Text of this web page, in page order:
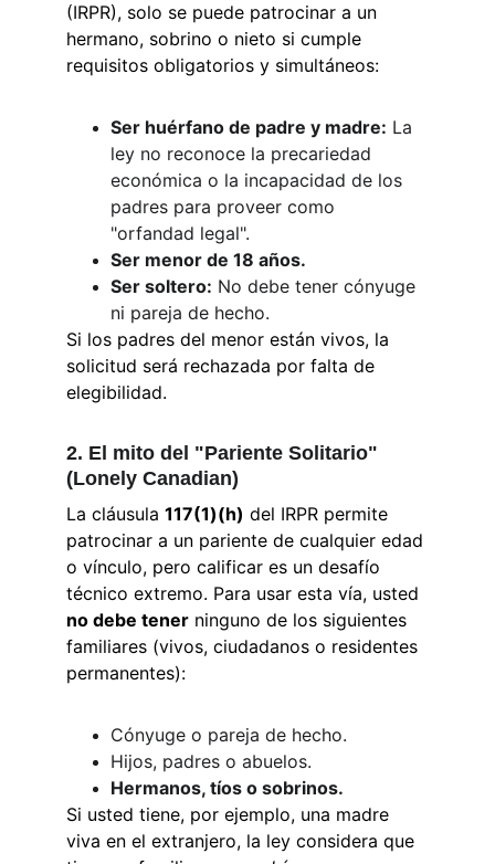
(IRPR), solo se puede patrocinar a un
hermano, sobrino o nieto si cumple
requisitos obligatorios y simultáneos:
Ser huérfano de padre y madre: La
ley no reconoce la precariedad
económica o la incapacidad de los
padres para proveer como
"orfandad legal".
Ser menor de 18 años.
Ser soltero: No debe tener cónyuge
ni pareja de hecho.
Si los padres del menor están vivos, la
solicitud será rechazada por falta de
elegibilidad.
2. El mito del "Pariente Solitario"
(Lonely Canadian)
La cláusula 117(1)(h) del IRPR permite
patrocinar a un pariente de cualquier edad
o vínculo, pero calificar es un desafío
técnico extremo. Para usar esta vía, usted
no debe tener ninguno de los siguientes
familiares (vivos, ciudadanos o residentes
permanentes):
Cónyuge o pareja de hecho.
Hijos, padres o abuelos.
Hermanos, tíos o sobrinos.
Si usted tiene, por ejemplo, una madre
viva en el extranjero, la ley considera que